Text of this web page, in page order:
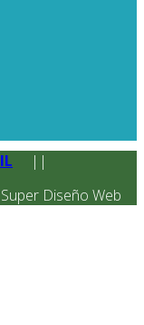
||
Diseño Web